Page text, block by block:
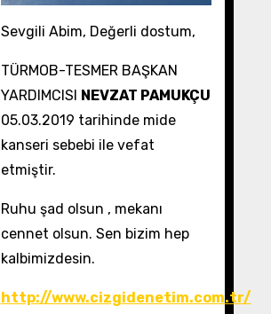
Sevgili Abim, Değerli dostum,
TÜRMOB-TESMER BAŞKAN
YARDIMCISI NEVZAT PAMUKÇU
05.03.2019 tarihinde mide
kanseri sebebi ile vefat
etmiştir.
Ruhu şad olsun , mekanı
cennet olsun. Sen bizim hep
kalbimizdesin.
http://www.cizgidenetim.com.tr/